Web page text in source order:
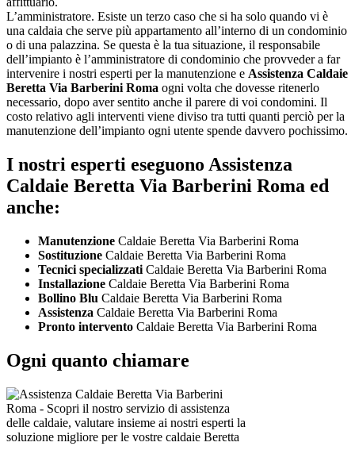
L’amministratore. Esiste un terzo caso che si ha solo quando vi è
una caldaia che serve più appartamento all’interno di un condominio
o di una palazzina. Se questa è la tua situazione, il responsabile
dell’impianto è l’amministratore di condominio che provveder a far
intervenire i nostri esperti per la manutenzione e Assistenza Caldaie
Beretta Via Barberini Roma ogni volta che dovesse ritenerlo
necessario, dopo aver sentito anche il parere di voi condomini. Il
costo relativo agli interventi viene diviso tra tutti quanti perciò per la
manutenzione dell’impianto ogni utente spende davvero pochissimo.
I nostri esperti eseguono Assistenza
Caldaie Beretta Via Barberini Roma ed
anche:
Manutenzione Caldaie Beretta Via Barberini Roma
Sostituzione Caldaie Beretta Via Barberini Roma
Tecnici specializzati Caldaie Beretta Via Barberini Roma
Installazione Caldaie Beretta Via Barberini Roma
Bollino Blu Caldaie Beretta Via Barberini Roma
Assistenza Caldaie Beretta Via Barberini Roma
Pronto intervento Caldaie Beretta Via Barberini Roma
Ogni quanto chiamare